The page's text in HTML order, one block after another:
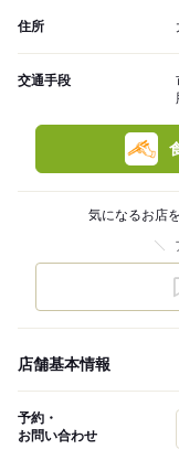
住所
交通手段
気になるお店
店舗基本情報
予約・
お問い合わせ